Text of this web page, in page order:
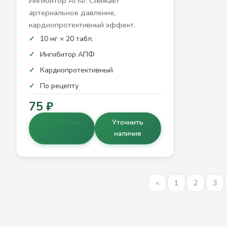
артериальное давление,
кардиопротективный эффект.
10 мг × 20 табл.
Ингибитор АПФ
Кардиопротективный
По рецепту
75 ₽
Уточнить
наличие
« 1 2 3